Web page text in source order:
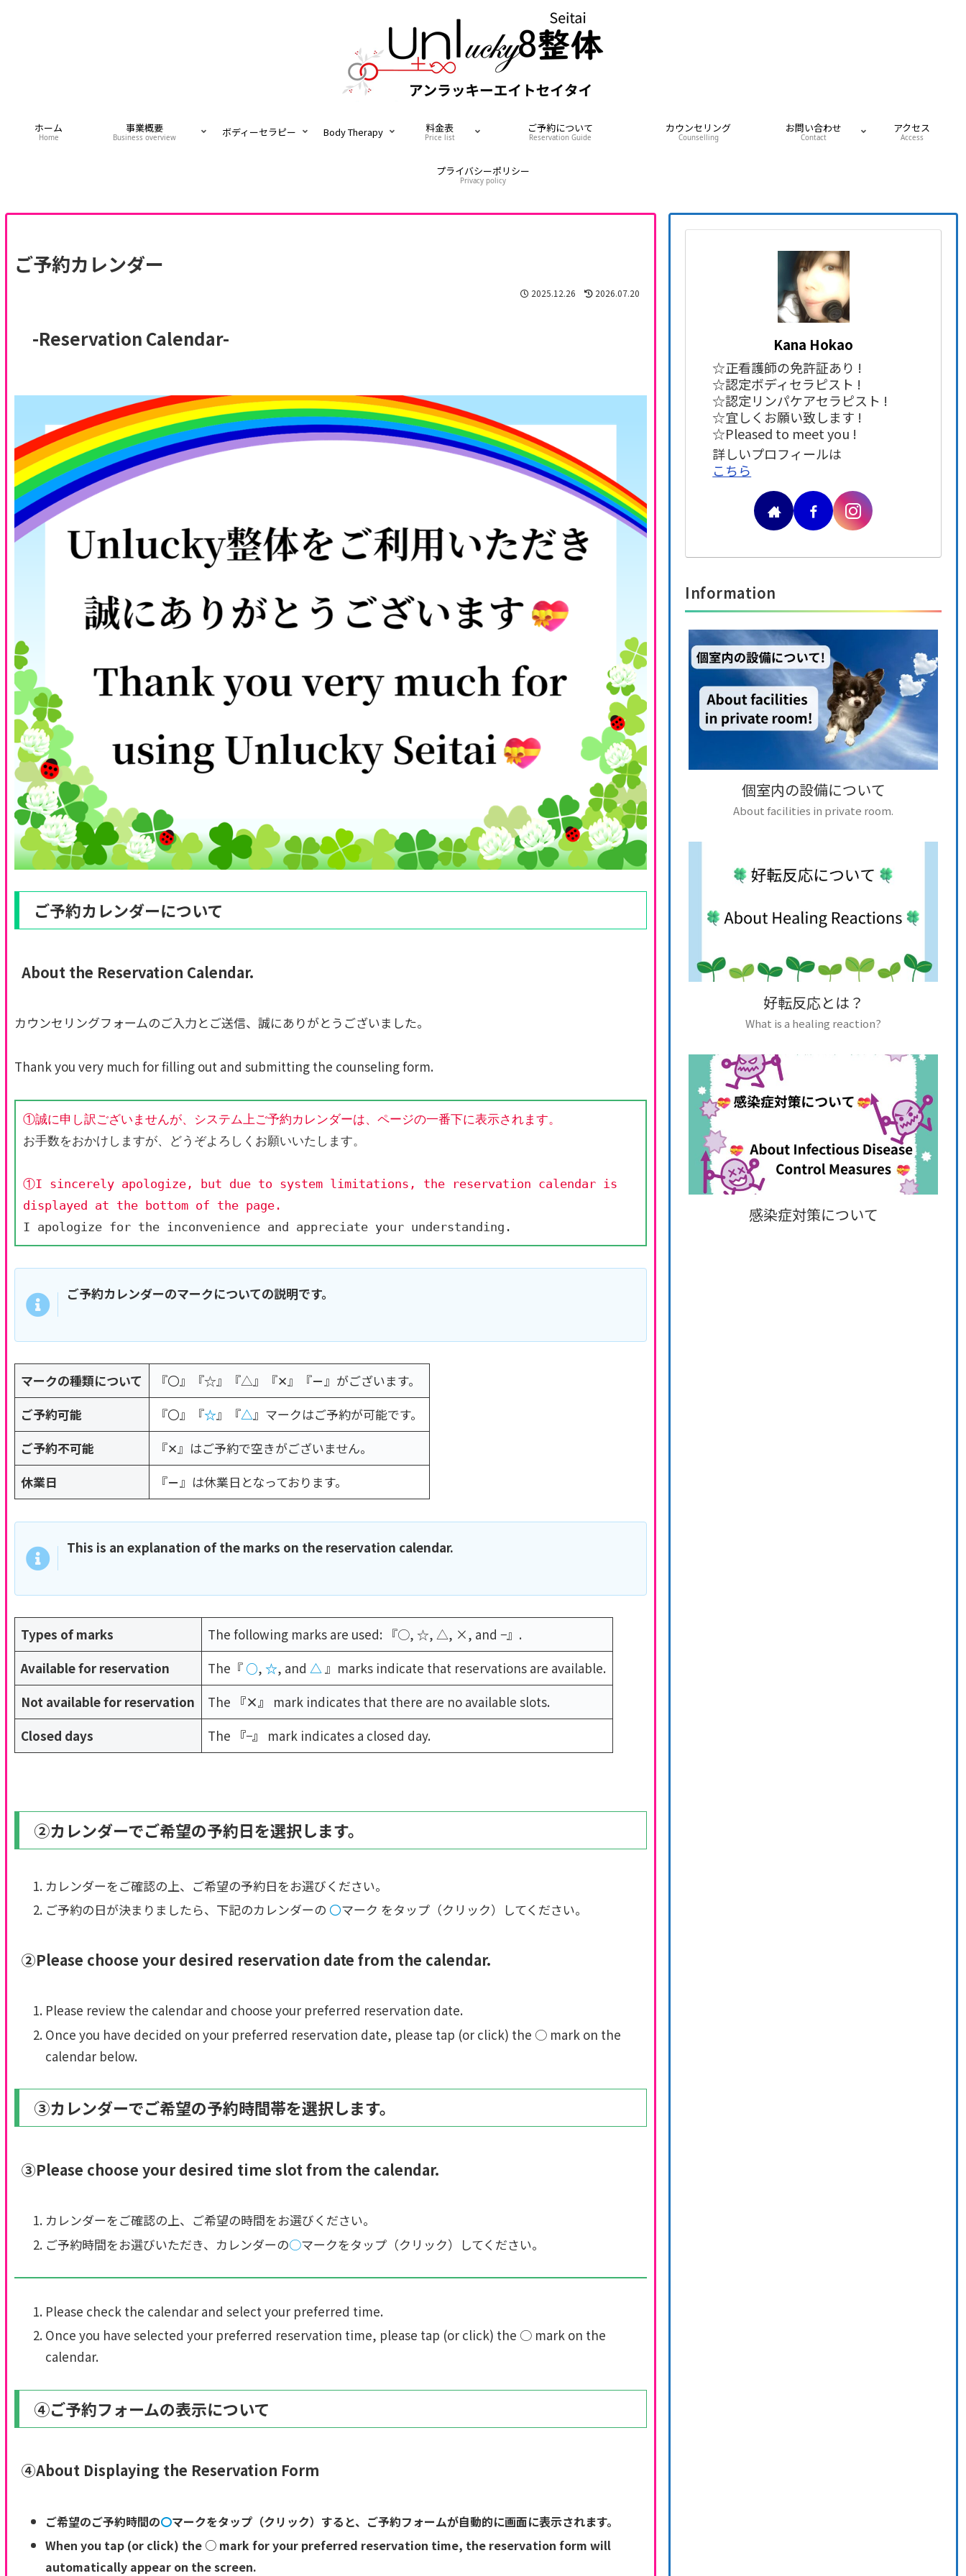
ホーム
Home
事業概要
Business overview ボディーセラピー Body Therapy 料金表
Price list
ご予約について
Reservation Guide
カウンセリング
Counselling
お問い合わせ
Contact
アクセス
Access
プライバシーポリシー
Privacy policy
ご予約カレンダー
2025.12.26 2026.07.20
-Reservation Calendar-
ご予約カレンダーについて
About the Reservation Calendar.
カウンセリングフォームのご入力とご送信、誠にありがとうございました。
Thank you very much for filling out and submitting the counseling form.
①誠に申し訳ございませんが、システム上ご予約カレンダーは、ページの一番下に表示されます。
お手数をおかけしますが、どうぞよろしくお願いいたします。
①I sincerely apologize, but due to system limitations, the reservation calendar is
displayed at the bottom of the page.
I apologize for the inconvenience and appreciate your understanding.
ご予約カレンダーのマークについての説明です。
マークの種類について 『〇』『☆』『△』『✕』『－』がございます。
ご予約可能
『〇』『☆』『△』マークはご予約が可能です。
ご予約不可能
『✕』はご予約で空きがございません。
休業日
『－』は休業日となっております。
This is an explanation of the marks on the reservation calendar.
Types of marks
The following marks are used: 『○, ☆, △, ×, and −』.
Available for reservation
The『 ○,☆, and△』marks indicate that reservations are available.
Not available for reservation
The 『×』
mark indicates that there are no available slots.
Closed days
The 『−』 mark indicates a closed day.
②カレンダーでご希望の予約日を選択します。
カレンダーをご確認の上、ご希望の予約日をお選びください。
ご予約の日が決まりましたら、下記のカレンダーの 〇マーク をタップ（クリック）してください。
②Please choose your desired reservation date from the calendar.
Please review the calendar and choose your preferred reservation date.
Once you have decided on your preferred reservation date, please tap (or click) the ○ mark on the
calendar below.
③カレンダーでご希望の予約時間帯を選択します。
③Please choose your desired time slot from the calendar.
カレンダーをご確認の上、ご希望の時間をお選びください。
ご予約時間をお選びいただき、カレンダーの○マークをタップ（クリック）してください。
Please check the calendar and select your preferred time.
Once you have selected your preferred reservation time, please tap (or click) the ○ mark on the
calendar.
④ご予約フォームの表示について
④About Displaying the Reservation Form
ご希望のご予約時間の〇マークをタップ（クリック）すると、ご予約フォームが自動的に画面に表示されます。
When you tap (or click) the ○ markfor your preferred reservation time, the reservation form will
automatically appear on the screen.
Kana Hokao
☆正看護師の免許証あり !
☆認定ボディセラピスト !
☆認定リンパケアセラピスト !
☆宜しくお願い致します !
☆Pleased to meet you !
詳しいプロフィールは
こちら
Information
個室内の設備について
About facilities in private room.
好転反応とは？
What is a healing reaction?
感染症対策について